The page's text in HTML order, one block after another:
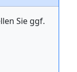
Sie ggf.